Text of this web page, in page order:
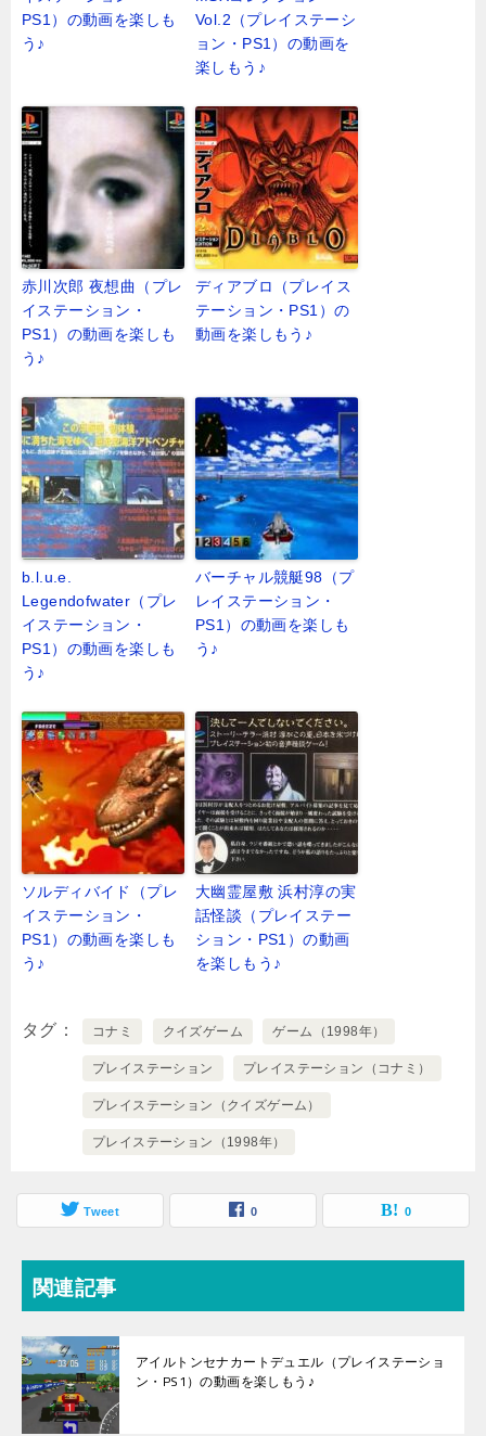
PS1）の動画を楽しも
う♪
Vol.2（プレイステーシ
ョン・PS1）の動画を
楽しもう♪
赤川次郎 夜想曲（プレ
イステーション・
PS1）の動画を楽しも
う♪
ディアブロ（プレイス
テーション・PS1）の
動画を楽しもう♪
b.l.u.e.
Legendofwater（プレ
イステーション・
PS1）の動画を楽しも
う♪
バーチャル競艇98（プ
レイステーション・
PS1）の動画を楽しも
う♪
ソルディバイド（プレ
イステーション・
PS1）の動画を楽しも
う♪
大幽霊屋敷 浜村淳の実
話怪談（プレイステー
ション・PS1）の動画
を楽しもう♪
タグ コナミ クイズゲーム ゲーム（1998年）
プレイステーション プレイステーション（コナミ）
プレイステーション（クイズゲーム）
プレイステーション（1998年）
Tweet 0 0
関連記事
アイルトンセナカートデュエル（プレイステーショ
ン・PS1）の動画を楽しもう♪